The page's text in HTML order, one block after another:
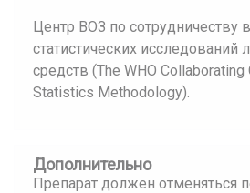
Центр ВОЗ по сотрудничеству
статистических исследований
средств (The WHO Collaborating
Statistics Methodology).
Дополнительно
Препарат должен отменяться